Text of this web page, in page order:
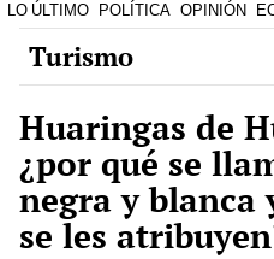
LO ÚLTIMO POLÍTICA OPINIÓN
Turismo
Huaringas de
¿por qué se
negra y blanca
se les